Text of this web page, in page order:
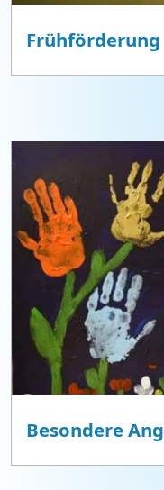
Frühförderung
Besondere